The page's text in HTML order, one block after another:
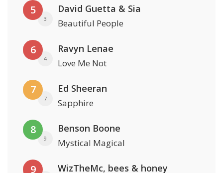
5
3
David Guetta & Sia
Beautiful People
6
4
Ravyn Lenae
Love Me Not
7
7
Ed Sheeran
Sapphire
8
9
Benson Boone
Mystical Magical
9 WizTheMc, bees & honey